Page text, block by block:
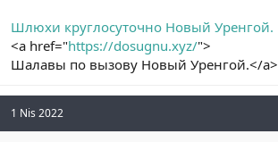
Шлюхи круглосуточно Новый Уренгой.
<a href="https://dosugnu.xyz/">
Шалавы по вызову Новый Уренгой.</a>
1 Nis 2022